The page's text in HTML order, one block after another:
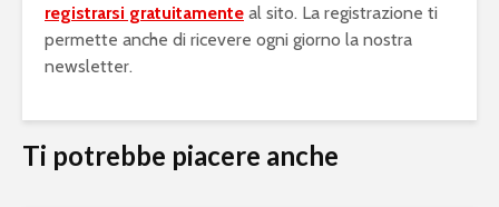
registrarsi gratuitamente al sito. La registrazione ti
permette anche di ricevere ogni giorno la nostra
newsletter.
Ti potrebbe piacere anche